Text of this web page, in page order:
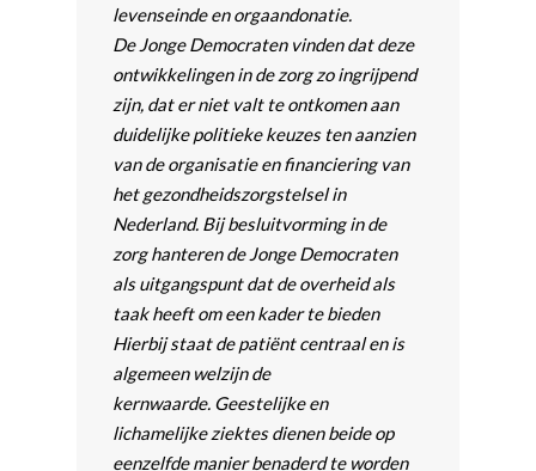
levenseinde en orgaandonatie.
De Jonge Democraten vinden dat deze
ontwikkelingen in de zorg zo ingrijpend
zijn, dat er niet valt te ontkomen aan
duidelijke politieke keuzes ten aanzien
van de organisatie en financiering van
het gezondheidszorgstelsel in
Nederland. Bij besluitvorming in de
zorg hanteren de Jonge Democraten
als uitgangspunt dat de overheid als
taak heeft om een kader te bieden
Hierbij staat de patiënt centraal en is
algemeen welzijn de
kernwaarde. Geestelijke en
lichamelijke ziektes dienen beide op
eenzelfde manier benaderd te worden